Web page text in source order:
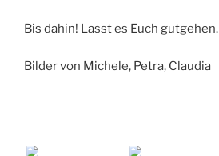
Bis dahin! Lasst es Euch gutgehen.
Bilder von Michele, Petra, Claudia